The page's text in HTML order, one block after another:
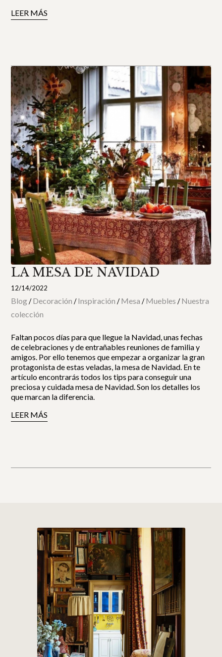
LEER MÁS
LA MESA DE NAVIDAD
12/14/2022
Blog/Decoración /Inspiración /Mesa /Muebles /Nuestra
colección
Faltan pocos días para que llegue la Navidad, unas fechas
de celebraciones y de entrañables reuniones de familia y
amigos. Por ello tenemos que empezar a organizar la gran
protagonista de estas veladas, la mesa de Navidad. En te
artículo encontrarás todos los tips para conseguir una
preciosa y cuidada mesa de Navidad. Son los detalles los
que marcan la diferencia.
LEER MÁS